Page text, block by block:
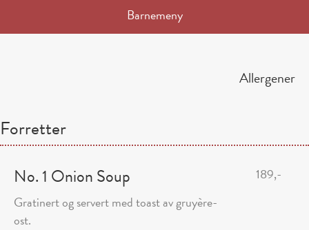
Barnemeny
Allergener
Forretter
No. 1 Onion Soup
Gratinert og servert med toast av gruyère-
ost.
189,-